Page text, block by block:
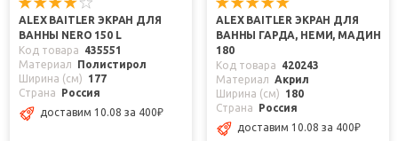
ALEX BAITLER ЭКРАН ДЛЯ
ВАННЫ NERO 150 L
Код товара
435551
Материал
Полистирол
Ширина (см)
177
Страна
Россия
доставим 10.08 за 400₽
ALEX BAITLER ЭКРАН ДЛЯ
ВАННЫ ГАРДА, НЕМИ, МАДИН
180
Код товара
420243
Материал
Акрил
Ширина (см)
180
Страна
Россия
доставим 10.08 за 400₽